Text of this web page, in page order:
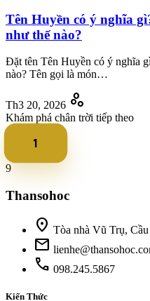
Tên Huyền có ý nghĩa
như thế nào?
Đặt tên Tên Huyền có ý nghĩa
nào? Tên gọi là món…
Th3 20, 2026 scatter_plot
Khám phá chân trời tiếp theo
1
9
Thansohoc
location_on Tòa nhà Vũ Trụ,
mail
phone 098.245.5867
Kiến Thức